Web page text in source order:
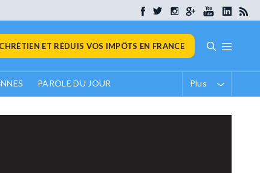
ET RÉDUIS VOS IMPÔTS EN FRANCE
PAROLE DU JOUR Plus